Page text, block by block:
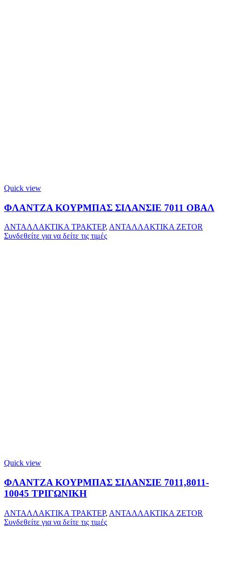
Quick view
ΦΛΑΝΤΖΑ ΚΟΥΡΜΠΑΣ ΣΙΛΑΝΣΙΕ 7011 ΟΒΑΛ
ΑΝΤΑΛΛΑΚΤΙΚΑ ΤΡΑΚΤΕΡ, ΑΝΤΑΛΛΑΚΤΙΚΑ ZETOR
Συνδεθείτε για να δείτε τις τιμές
Quick view
ΦΛΑΝΤΖΑ ΚΟΥΡΜΠΑΣ ΣΙΛΑΝΣΙΕ 7011,8011-
10045 ΤΡΙΓΩΝΙΚΗ
ΑΝΤΑΛΛΑΚΤΙΚΑ ΤΡΑΚΤΕΡ, ΑΝΤΑΛΛΑΚΤΙΚΑ ZETOR
Συνδεθείτε για να δείτε τις τιμές